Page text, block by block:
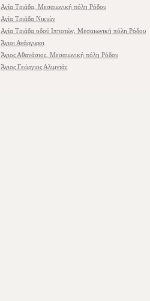
Αγία Τριάδα, Μεσαιωνική πόλη Ρόδου
Αγία Τριάδα Νικιών
Αγία Τριάδα οδού Ιπποτών, Μεσαιωνική πόλη Ρόδου
Άγιοι Ανάργυροι
Άγιος Αθανάσιος, Μεσαιωνική πόλη Ρόδου
Άγιος Γεώργιος Αλιμνιάς